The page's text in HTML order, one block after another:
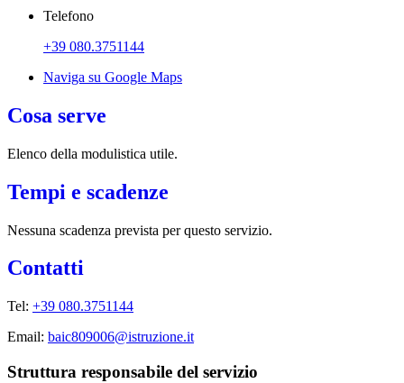
Telefono
+39 080.3751144
Naviga su Google Maps
Cosa serve
Elenco della modulistica utile.
Tempi e scadenze
Nessuna scadenza prevista per questo servizio.
Contatti
Tel: +39 080.3751144
Email: baic809006@istruzione.it
Struttura responsabile del servizio